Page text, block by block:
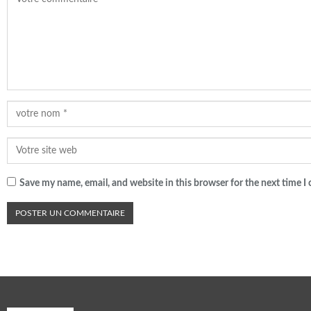
Save my name, email, and website in this browser for the next time I